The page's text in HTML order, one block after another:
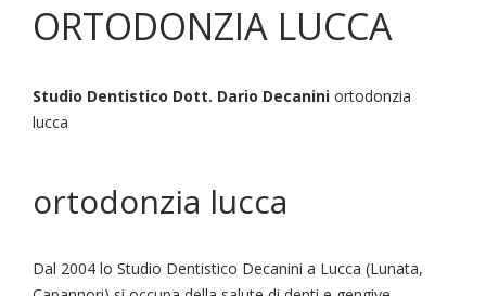
ORTODONZIA LUCCA
Studio Dentistico Dott. Dario Decanini ortodonzia
lucca
ortodonzia lucca
Dal 2004 lo Studio Dentistico Decanini a Lucca (Lunata,